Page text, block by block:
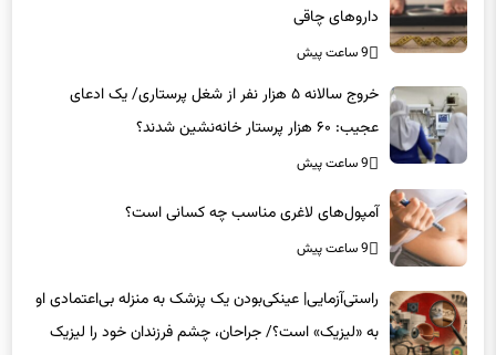
داروهای چاقی
9 ساعت پیش
خروج سالانه ۵ هزار نفر از شغل پرستاری/ یک ادعای
عجیب: ۶۰ هزار پرستار خانه‌نشین شدند؟
9 ساعت پیش
آمپول‌های لاغری مناسب چه کسانی است؟
9 ساعت پیش
راستی‌آزمایی| عینکی‌بودن یک پزشک به منزله بی‌اعتمادی او
به «لیزیک» است؟/ جراحان، چشم فرزندان خود را لیزیک